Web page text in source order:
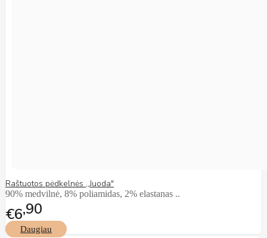
Raštuotos pėdkelnės ,,Juoda"
90% medvilnė, 8% poliamidas, 2% elastanas ..
€6 90
Daugiau